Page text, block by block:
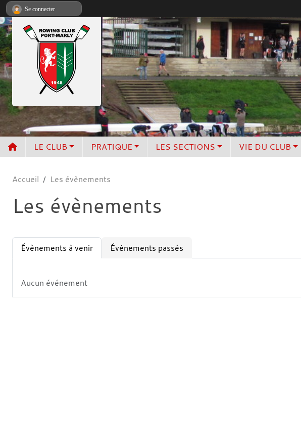
LE CLUB PRATIQUE LES SECTIONS VIE DU CLUB
Accueil Les évènements
Les évènements
Évènements à venir Évènements passés
Aucun événement
Se connecter
Panneau de gestion des cookies